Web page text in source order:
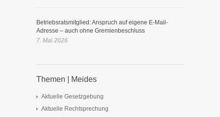
Betriebsratsmitglied: Anspruch auf eigene E-Mail-
Adresse – auch ohne Gremienbeschluss
7. Mai 2026
Themen | Meides
Aktuelle Gesetzgebung
Aktuelle Rechtsprechung